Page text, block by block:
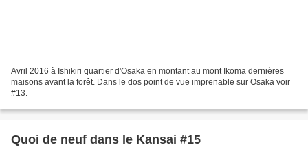
Avril 2016 à Ishikiri quartier d'Osaka en montant au mont Ikoma dernières
maisons avant la forêt. Dans le dos point de vue imprenable sur Osaka voir
#13.
Quoi de neuf dans le Kansai #15